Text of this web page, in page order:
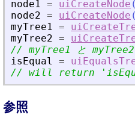
node1 = uiCreateNode (
node2 = uiCreateNode (
myTree1 =
myTree2 =
// myTree1 と myTree2
isEqual
=
// will return
'
参照